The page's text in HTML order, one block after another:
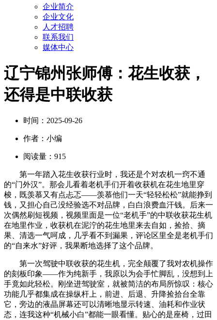
企业简介
企业文化
人才招聘
联系我们
媒体中心
辽宁锦州张师傅：花生收获，
还得是中联收获
时间： 2025-09-26
作者： 小编
阅读量： 915
第一年踏入花生收获行业时，我还是个对农机一窍不通
的“门外汉”。那会儿看着老机手们开着收获机在花生地里穿
梭，既羡慕又有点忐忑——羡慕他们一天“轻轻松松”就能挣到
钱，又担心自己没经验选不对品牌，白白浪费血汗钱。后来一
次偶然刷短视频，视频里面是一位“老机手”的中联收获花生机
在地里作业，收获机在泥泞的花生地里来去自如，捡拾、摘
果、清选一气呵成，几乎看不到漏果，评论区里全是老机手们
的“自来水”好评，我果断地选择了这个品牌。
第一次驾驶中联收获的花生机，完全颠覆了我对农机操作
的刻板印象——作为纯新手，我原以为会手忙脚乱，没想到上
手竟如此轻松。刚坐进驾驶室，就被简洁的布局所惊叹：核心
功能几乎都集成在操纵杆上，前进、后退、升降捡拾台全靠
它，旁边的液晶屏幕还可以清晰地显示转速、油耗和作业状
态，连我这种“机械小白”都能一眼看懂。贴心的是座椅，过田